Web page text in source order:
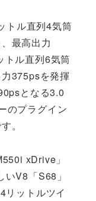
トル直列4気筒
最高出力
トル直列6気筒
375psを発揮
となる3.0
のプラグイン
。
xDrive」
V8「S68」
リットルツイ